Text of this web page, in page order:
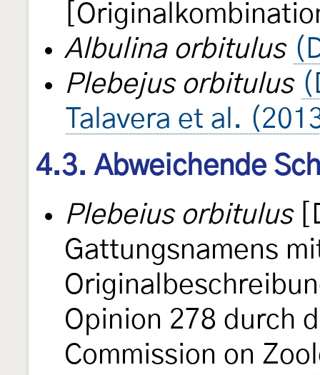
Albulina orbitulus
Plebejus orbitulus
Talavera et al.
4.3. Abweichende
Plebeius orbitulus
Gattungsnamens
Opinion 278 durch
Commission on